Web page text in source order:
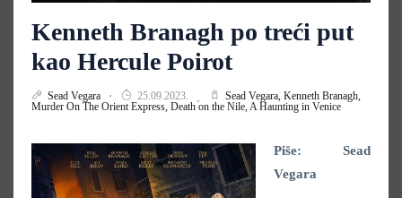
Kenneth Branagh po treći put
kao Hercule Poirot
Sead Vegara 25.09.2023. Sead Vegara, Kenneth Branagh,
Murder On The Orient Express, Death on the Nile, A Haunting in Venice
Piše: Sead
Vegara